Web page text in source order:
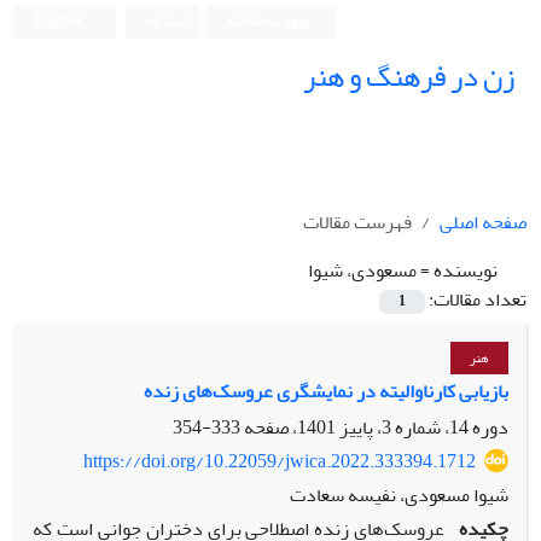
زن در فرهنگ و هنر
صفحه اصلی
فهرست مقالات
نویسنده =مسعودی، شیوا
تعداد مقالات:
1
هنر
بازیابی کارناوالیته در نمایشگری عروسک‌های زنده
دوره 14، شماره 3، پاییز 1401، صفحه
333-354
https://doi.org/10.22059/jwica.2022.333394.1712
شیوا مسعودی، نفیسه سعادت
چکیده عروسک‌های زنده اصطلاحی برای دختران جوانی است که